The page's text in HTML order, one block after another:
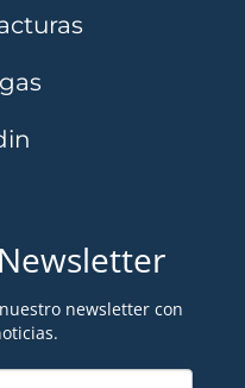
newsletter con